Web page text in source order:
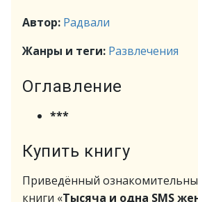
Автор: Радвали
Жанры и теги: Развлечения
Оглавление
***
Купить книгу
Приведённый
книги «Тысяча и одна SMS